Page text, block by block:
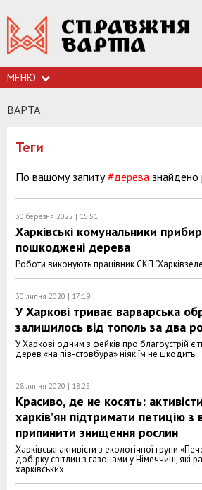
МЕНЮ
ВАРТА
Теги
По вашому запиту#дерева знайдено
30 березня 2022 | 15:51
Харківські комунальники
пошкоджені дерева
Роботи виконують працівник СКП
30 липня 2020 | 17:19
У Харкові триває варварська
залишилось від тополь за два
У Харкові одним з фейків про благоустрій є
дерев «на пів-стовбура» ніяк їм не шкодить.
28 липня 2020 | 18:25
Красиво, де не косять:
харків’ян підтримати петицію
припинити знищення рослин
Харківські активісти з екологічної групи
добірку світлин з газонами у Німеччині, які
харківських.